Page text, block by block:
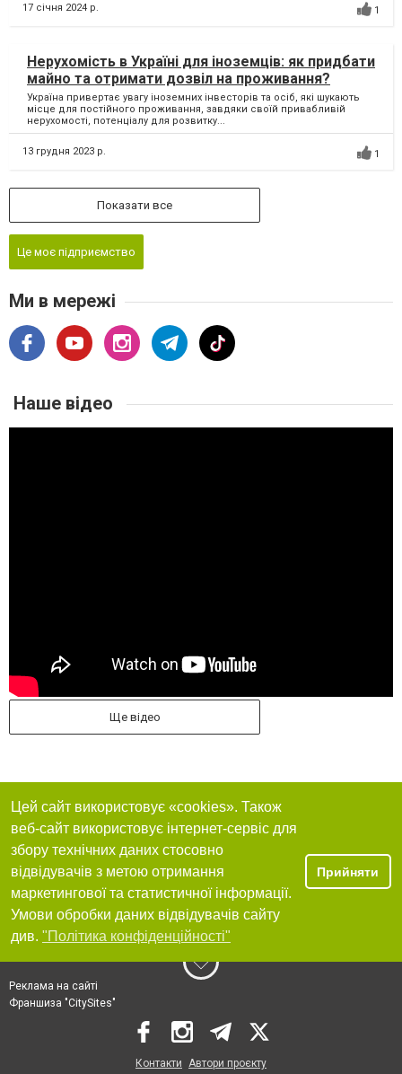
17 січня 2024 р. 1
Нерухомість в Україні для іноземців: як придбати
майно та отримати дозвіл на проживання?
Україна привертає увагу іноземних інвесторів та осіб, які шукають
місце для постійного проживання, завдяки своїй привабливій
нерухомості, потенціалу для розвитку...
13 грудня 2023 р. 1
Показати все
Це моє підприємство
Ми в мережі
Наше відео
Ще відео
Цей сайт використовує «cookies». Також
веб-сайт використовує інтернет-сервіс для
збору технічних даних стосовно
відвідувачів з метою отримання
маркетингової та статистичної інформації.
Умови обробки даних відвідувачів сайту
див. "Політика конфіденційності"
Прийняти
Реклама на сайті
Франшиза "CitySites"
Контакти Автори проєкту